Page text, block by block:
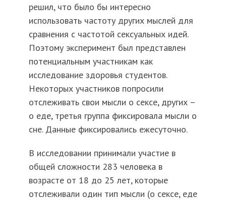
решил, что было бы интересно
использовать частоту других мыслей для
сравнения с частотой сексуальных идей.
Поэтому эксперимент был представлен
потенциальным участникам как
исследование здоровья студентов.
Некоторых участников попросили
отслеживать свои мысли о сексе, других –
о еде, третья группа фиксировала мысли о
сне. Данные фиксировались ежесуточно.
В исследовании принимали участие в
общей сложности 283 человека в
возрасте от 18 до 25 лет, которые
отслеживали один тип мысли (о сексе, еде